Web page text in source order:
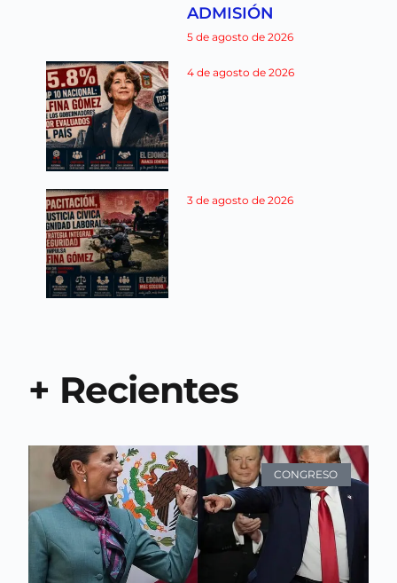
ADMISIÓN
5 de agosto de 2026
4 de agosto de 2026
3 de agosto de 2026
+ Recientes
CONGRESO